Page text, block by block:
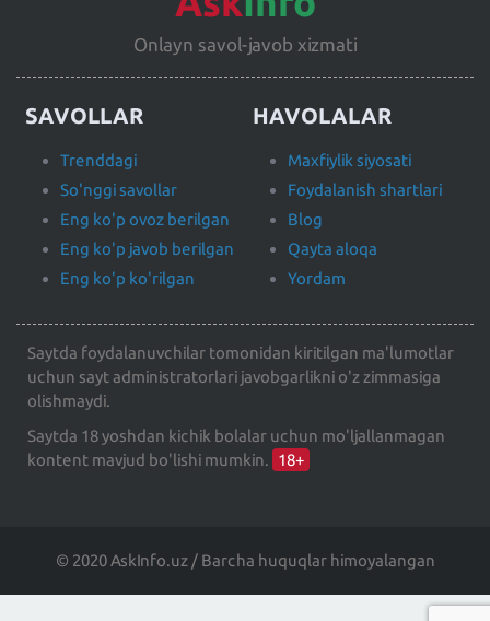
Onlayn savol-javob xizmati
SAVOLLAR
Trenddagi
So'nggi savollar
Eng ko'p ovoz berilgan
Eng ko'p javob berilgan
Eng ko'p ko'rilgan
HAVOLALAR
Maxfiylik siyosati
Foydalanish shartlari
Blog
Qayta aloqa
Yordam
Saytda foydalanuvchilar tomonidan kiritilgan ma'lumotlar
uchun sayt administratorlari javobgarlikni o'z zimmasiga
olishmaydi.
Saytda 18 yoshdan kichik bolalar uchun mo'ljallanmagan
kontent mavjud bo'lishi mumkin. 18+
© 2020 AskInfo.uz / Barcha huquqlar himoyalangan